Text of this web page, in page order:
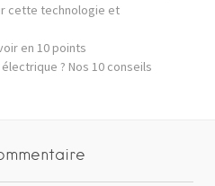
cette technologie et
en 10 points
? Nos 10 conseils